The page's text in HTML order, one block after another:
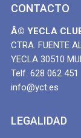
CONTACTO
Â© YECLA
CTRA. FUENTE
YECLA 30510
Telf. 628 062 451
info@yct.es
LEGALIDAD